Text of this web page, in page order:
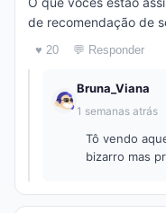
de recomendação de
♥ 20 💬 Responder
Bruna_Viana
1 semanas atrás
Tô vendo
bizarro mas